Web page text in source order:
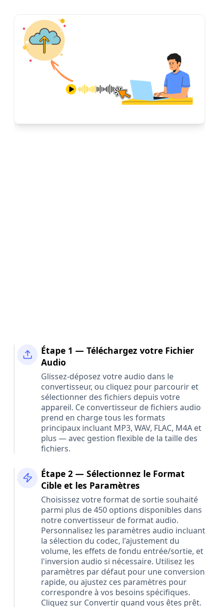
Étape 1 — Téléchargez votre Fichier
Audio
Glissez-déposez votre audio dans le
convertisseur, ou cliquez pour parcourir et
sélectionner des fichiers depuis votre
appareil. Ce convertisseur de fichiers audio
prend en charge tous les formats
principaux incluant MP3, WAV, FLAC, M4A et
plus — avec gestion flexible de la taille des
fichiers.
Étape 2 — Sélectionnez le Format
Cible et les Paramètres
Choisissez votre format de sortie souhaité
parmi plus de 450 options disponibles dans
notre convertisseur de format audio.
Personnalisez les paramètres audio incluant
la sélection du codec, l'ajustement du
volume, les effets de fondu entrée/sortie, et
l'inversion audio si nécessaire. Utilisez les
paramètres par défaut pour une conversion
rapide, ou ajustez ces paramètres pour
correspondre à vos besoins spécifiques.
Cliquez sur Convertir quand vous êtes prêt.